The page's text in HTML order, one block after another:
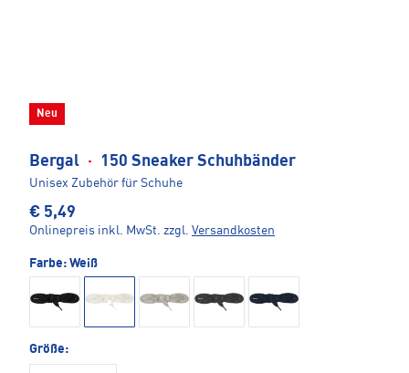
Neu
Bergal · 150 Sneaker Schuhbänder
Unisex Zubehör für Schuhe
€ 5,49
Onlinepreis inkl. MwSt. zzgl. Versandkosten
Farbe: Weiß
Größe: